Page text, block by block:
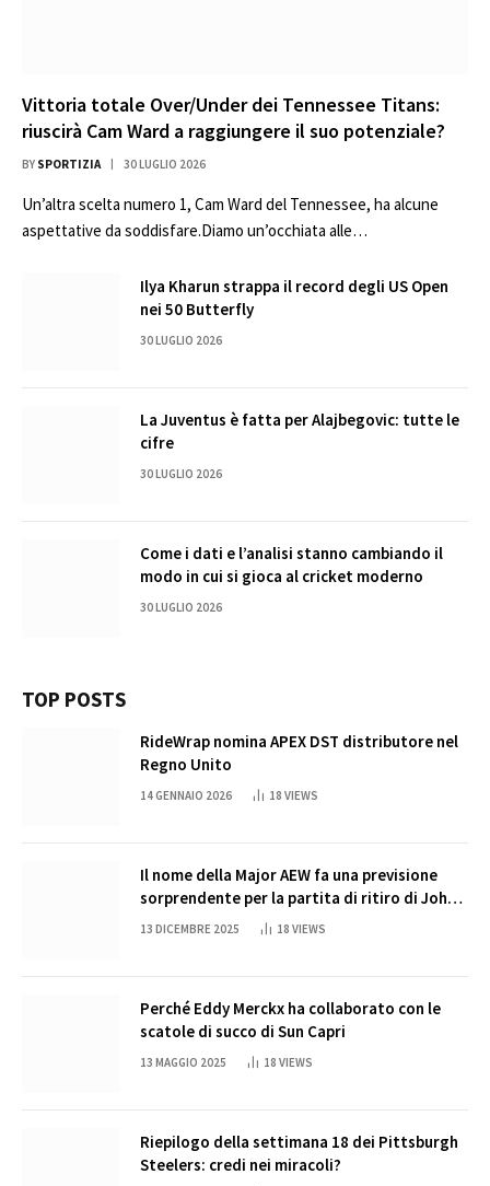
Vittoria totale Over/Under dei Tennessee Titans:
riuscirà Cam Ward a raggiungere il suo potenziale?
BY SPORTIZIA 30 LUGLIO 2026
Un’altra scelta numero 1, Cam Ward del Tennessee, ha alcune
aspettative da soddisfare.Diamo un’occhiata alle…
Ilya Kharun strappa il record degli US Open
nei 50 Butterfly
30 LUGLIO 2026
La Juventus è fatta per Alajbegovic: tutte le
cifre
30 LUGLIO 2026
Come i dati e l’analisi stanno cambiando il
modo in cui si gioca al cricket moderno
30 LUGLIO 2026
TOP POSTS
RideWrap nomina APEX DST distributore nel
Regno Unito
14 GENNAIO 2026 18 VIEWS
Il nome della Major AEW fa una previsione
sorprendente per la partita di ritiro di John
Cena
13 DICEMBRE 2025 18 VIEWS
Perché Eddy Merckx ha collaborato con le
scatole di succo di Sun Capri
13 MAGGIO 2025 18 VIEWS
Riepilogo della settimana 18 dei Pittsburgh
Steelers: credi nei miracoli?